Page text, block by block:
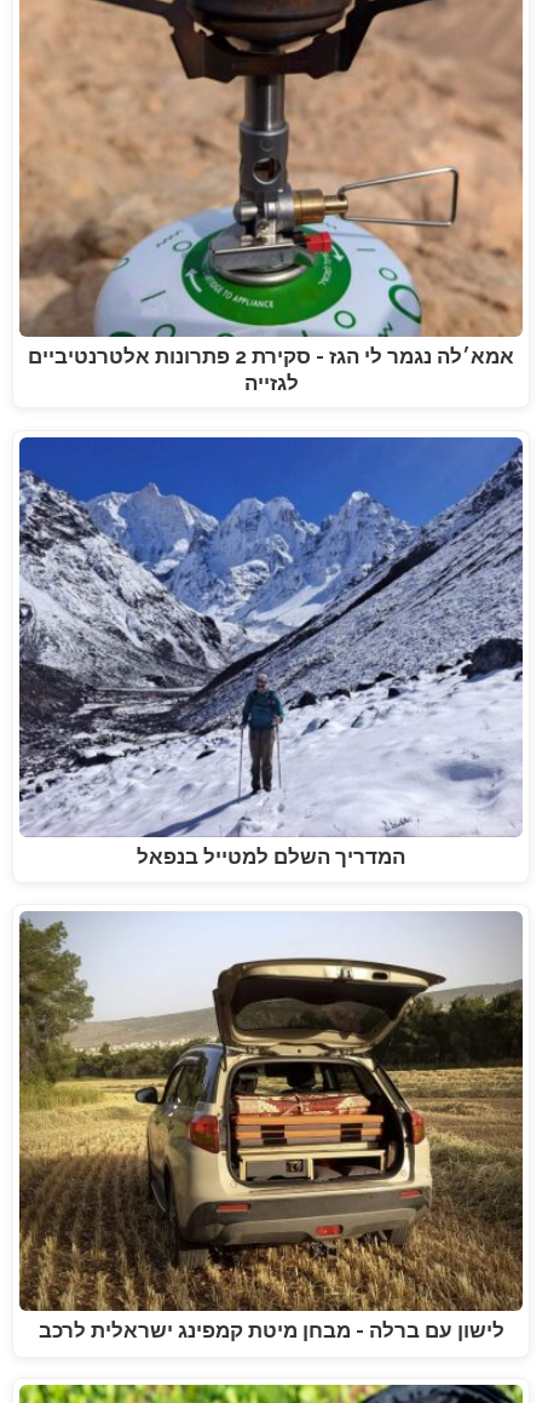
אמא׳לה נגמר לי הגז - סקירת 2 פתרונות אלטרנטיביים
לגזייה
המדריך השלם למטייל בנפאל
לישון עם ברלה - מבחן מיטת קמפינג ישראלית לרכב